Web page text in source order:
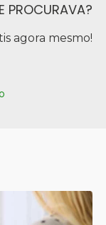
PROCURAVA?
agora mesmo!